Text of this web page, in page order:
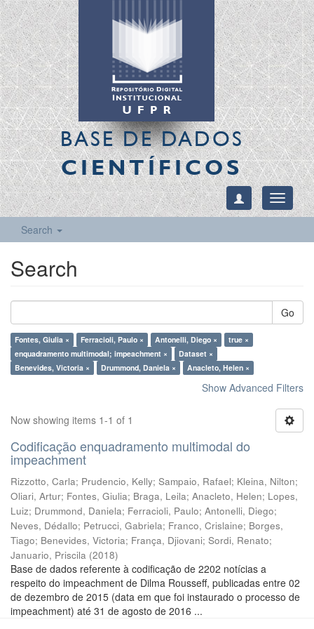
BASE DE DADOS
CIENTÍFICOS
Toggle
Search
Search
Go
Fontes, Giulia × Ferracioli, Paulo × Antonelli, Diego ×
true ×
enquadramento multimodal; impeachment ×
Dataset ×
Benevides, Victoria ×
Drummond, Daniela × Anacleto, Helen ×
Show Advanced Filters
Now showing items 1-1 of 1
Codificação enquadramento multimodal do
impeachment
Rizzotto, Carla; Prudencio, Kelly; Sampaio, Rafael; Kleina, Nilton;
Oliari, Artur; Fontes, Giulia; Braga, Leila; Anacleto, Helen; Lopes,
Luiz; Drummond, Daniela; Ferracioli, Paulo; Antonelli, Diego;
Neves, Dédallo; Petrucci, Gabriela; Franco, Crislaine; Borges,
Tiago; Benevides, Victoria; França, Djiovani; Sordi, Renato;
Januario, Priscila (2018)
Base de dados referente à codificação de 2202 notícias a
respeito do impeachment de Dilma Rousseff, publicadas entre 02
de dezembro de 2015 (data em que foi instaurado o processo de
impeachment) até 31 de agosto de 2016 ...